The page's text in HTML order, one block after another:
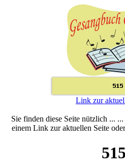
Link zur
Sie finden diese Seite nützlich ...
einem Link zur aktuellen Seite
515